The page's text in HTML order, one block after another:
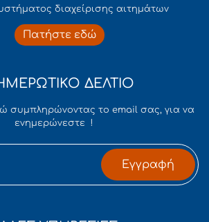
διαχείρισης αιτημάτων
Πατήστε εδώ
ΔΕΛΤΙΟ
συμπληρώνοντας το email σας, για να
ενημερώνεστε !
Εγγραφή